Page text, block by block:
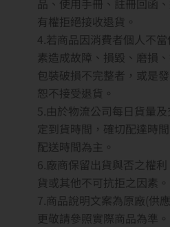
品、使用手冊、註冊回函
有權拒絕接收退貨。
4.若商品因消費者個人不
素造成故障、損毀、磨損
包裝破損不完整者，或是
恕不接受退貨。
5.由於物流公司每日貨量
定到貨時間，確切配達時
配送時間為主。
6.廠商保留出貨與否之權
貨或其他不可抗拒之因素。
7.商品說明文案為原廠(供
更敬請參照實際商品為準。